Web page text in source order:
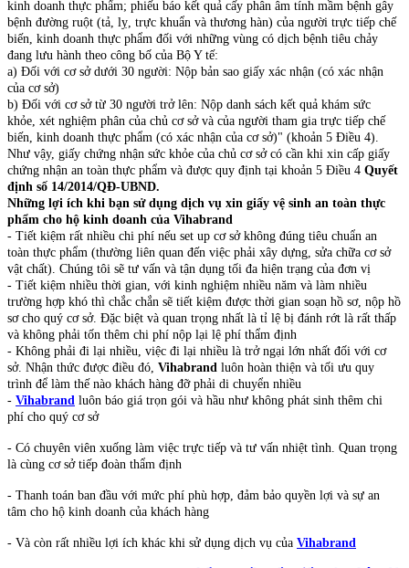
kinh doanh thực phẩm; phiếu báo kết quả cấy phân âm tính mầm bệnh gây
bệnh đường ruột (tả, lỵ, trực khuẩn và thương hàn) của người trực tiếp chế
biến, kinh doanh thực phẩm đối với những vùng có dịch bệnh tiêu chảy
đang lưu hành theo công bố của Bộ Y tế:
a) Đối với cơ sở dưới 30 người: Nộp bản sao giấy xác nhận (có xác nhận
của cơ sở)
b) Đối với cơ sở từ 30 người trở lên: Nộp danh sách kết quả khám sức
khỏe, xét nghiệm phân của chủ cơ sở và của người tham gia trực tiếp chế
biến, kinh doanh thực phẩm (có xác nhận của cơ sở)" (khoản 5 Điều 4).
Như vậy, giấy chứng nhận sức khỏe của chủ cơ sở có cần khi xin cấp giấy
chứng nhận an toàn thực phẩm và được quy định tại khoản 5 Điều 4 Quyết
định số 14/2014/QĐ-UBND.
Những lợi ích khi bạn sử dụng dịch vụ​ xin giấy vệ sinh an toàn thực
phẩm cho hộ kinh doanh của Vihabrand
- Tiết kiệm rất nhiều chi phí nếu set up cơ sở không đúng tiêu chuẩn an
toàn thực phẩm (thường liên quan đến việc phải xây dựng, sửa chữa cơ sở
vật chất). Chúng tôi sẽ tư vấn và tận dụng tối đa hiện trạng của đơn vị
- Tiết kiệm nhiều thời gian, với kinh nghiệm nhiều năm và làm nhiều
trường hợp khó thì chắc chắn sẽ tiết kiệm được thời gian soạn hồ sơ, nộp hồ
sơ cho quý cơ sở. Đặc biệt và quan trọng nhất là tỉ lệ bị đánh rớt là rất thấp
và không phải tốn thêm chi phí nộp lại lệ phí thẩm định
- Không phải đi lại nhiều, việc đi lại nhiều là trở ngại lớn nhất đối với cơ
sở. Nhận thức được điều đó, Vihabrand luôn hoàn thiện và tối ưu quy
trình để làm thế nào khách hàng đỡ phải di chuyển nhiều
- Vihabrand luôn báo giá trọn gói và hầu như không phát sinh thêm chi
phí cho quý cơ sở
- Có chuyên viên xuống làm việc trực tiếp và tư vấn nhiệt tình. Quan trọng
là cùng cơ sở tiếp đoàn thẩm định
- Thanh toán ban đầu với mức phí phù hợp, đảm bảo quyền lợi và sự an
tâm cho hộ kinh doanh của khách hàng
- Và còn rất nhiều lợi ích khác khi sử dụng dịch vụ của Vihabrand